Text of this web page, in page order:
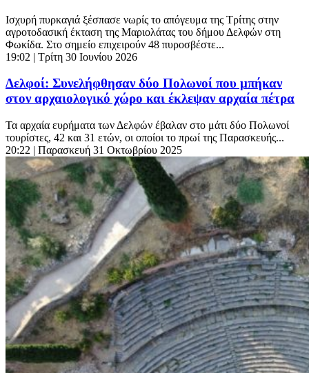
Ισχυρή πυρκαγιά ξέσπασε νωρίς το απόγευμα της Τρίτης στην
αγροτοδασική έκταση της Μαριολάτας του δήμου Δελφών στη
Φωκίδα. Στο σημείο επιχειρούν 48 πυροσβέστε...
19:02 | Τρίτη 30 Ιουνίου 2026
Δελφοί: Συνελήφθησαν δύο Πολωνοί που μπήκαν
στον αρχαιολογικό χώρο και έκλεψαν αρχαία πέτρα
Τα αρχαία ευρήματα των Δελφών έβαλαν στο μάτι δύο Πολωνοί
τουρίστες, 42 και 31 ετών, οι οποίοι το πρωί της Παρασκευής...
20:22 | Παρασκευή 31 Οκτωβρίου 2025